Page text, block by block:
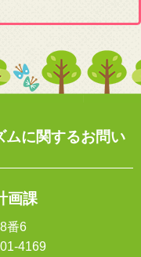
ムに関するお問い
画課
番6
4169